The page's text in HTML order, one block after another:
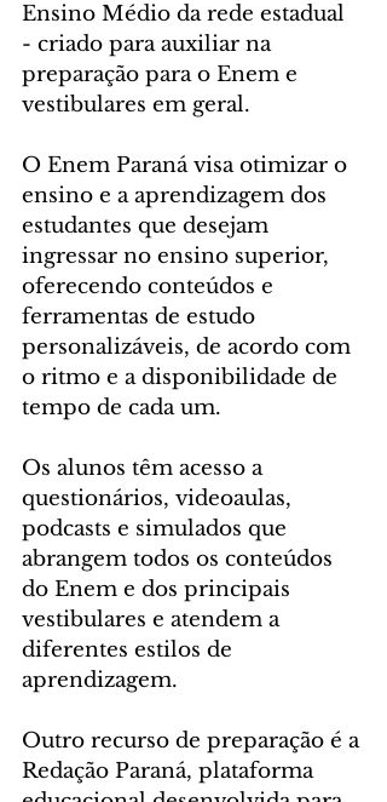
Ensino Médio da rede estadual
- criado para auxiliar na
preparação para o Enem e
vestibulares em geral.
O Enem Paraná visa otimizar o
ensino e a aprendizagem dos
estudantes que desejam
ingressar no ensino superior,
oferecendo conteúdos e
ferramentas de estudo
personalizáveis, de acordo com
o ritmo e a disponibilidade de
tempo de cada um.
Os alunos têm acesso a
questionários, videoaulas,
podcasts e simulados que
abrangem todos os conteúdos
do Enem e dos principais
vestibulares e atendem a
diferentes estilos de
aprendizagem.
Outro recurso de preparação é a
Redação Paraná, plataforma